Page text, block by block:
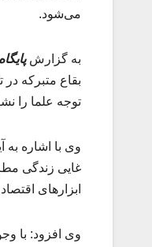
می‌شود.
به گزارش
بقاع متبرکه
توجه علما را
غایی زندگی
ابزارهای
وی افزود: با